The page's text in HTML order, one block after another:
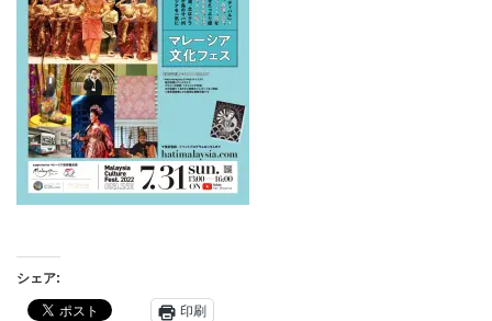
シェア:
印刷